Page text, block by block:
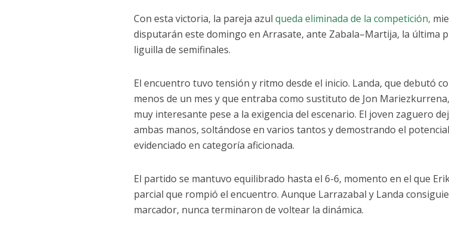
Con esta victoria, la pareja azul queda eliminada de la competición,
disputarán este domingo en Arrasate, ante Zabala–Martija, la última
liguilla de semifinales.
El encuentro tuvo tensión y ritmo desde el inicio. Landa, que debutó
menos de un mes y que entraba como sustituto de Jon
muy interesante pese a la exigencia del escenario. El joven zaguero
ambas manos, soltándose en varios tantos y demostrando el
evidenciado en categoría aficionada.
El partido se mantuvo equilibrado hasta el 6-6, momento en el que
parcial que rompió el encuentro. Aunque Larrazabal y Landa
marcador, nunca terminaron de voltear la dinámica.